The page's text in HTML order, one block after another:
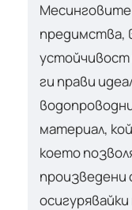
предимства,
устойчивост
ги прави
материал,
което
произведени